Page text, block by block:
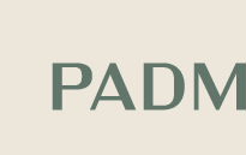
contenido